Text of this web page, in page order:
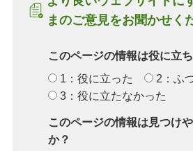
まのご意見をお聞かせく
このページの情報は役に立
1：役に立った
2：ふ
3：役に立たなかった
このページの情報は見つけ
か？